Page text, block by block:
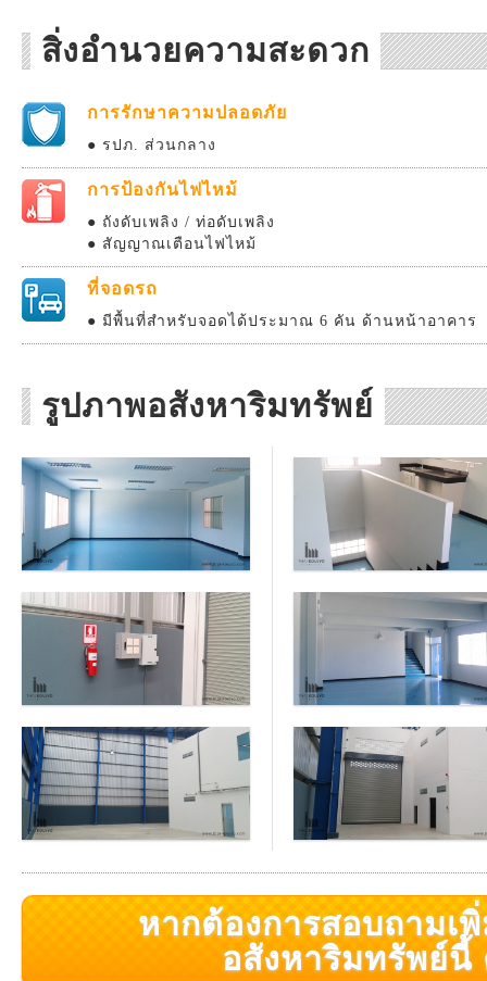
สิ่งอำนวยความสะดวก
การรักษาความปลอดภัย
● รปภ. ส่วนกลาง
การป้องกันไฟไหม้
● ถังดับเพลิง / ท่อดับเพลิง
● สัญญาณเตือนไฟไหม้
ที่จอดรถ
● มีพื้นที่สำหรับจอดได้ประมาณ 6 คัน ด้านหน้าอาคาร
รูปภาพอสังหาริมทรัพย์
หากต้องการสอบถามเ
อสังหาริมทรัพย์นี้